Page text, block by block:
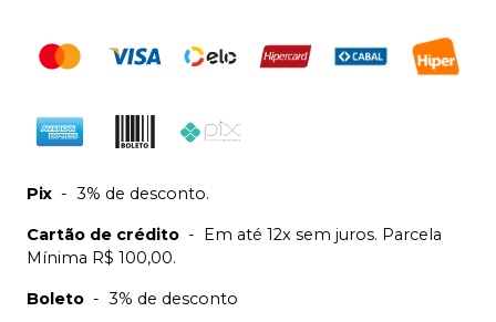
Pix - 3% de desconto.
Cartão de crédito - Em até 12x sem juros. Parcela
Mínima R$ 100,00.
Boleto - 3% de desconto